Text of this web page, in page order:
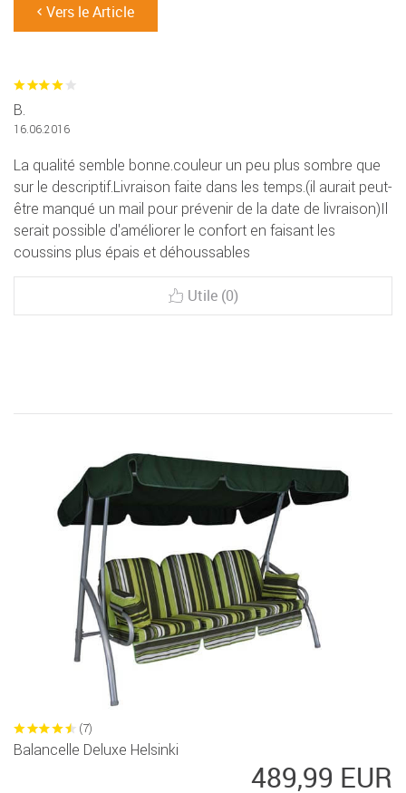
Vers le Article
B.
16.06.2016
La qualité semble bonne.couleur un peu plus sombre que
sur le descriptif.Livraison faite dans les temps.(il aurait peut-
être manqué un mail pour prévenir de la date de livraison)Il
serait possible d'améliorer le confort en faisant les
coussins plus épais et déhoussables
Utile (0)
(7)
Balancelle Deluxe Helsinki
489,99 EUR